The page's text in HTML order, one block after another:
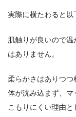
実際に横たわると以
肌触りが良いので
はありません。
柔らかさはありつつ
体が沈み込まず、
こもりにくい理由と